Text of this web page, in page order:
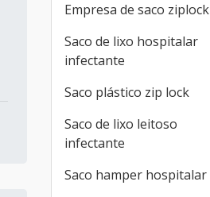
Empresa de saco ziplock
Saco de lixo hospitalar
infectante
Saco plástico zip lock
Saco de lixo leitoso
infectante
Saco hamper hospitalar